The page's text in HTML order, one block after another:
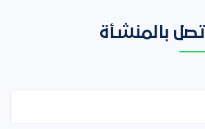
اتصل بالمنشأة